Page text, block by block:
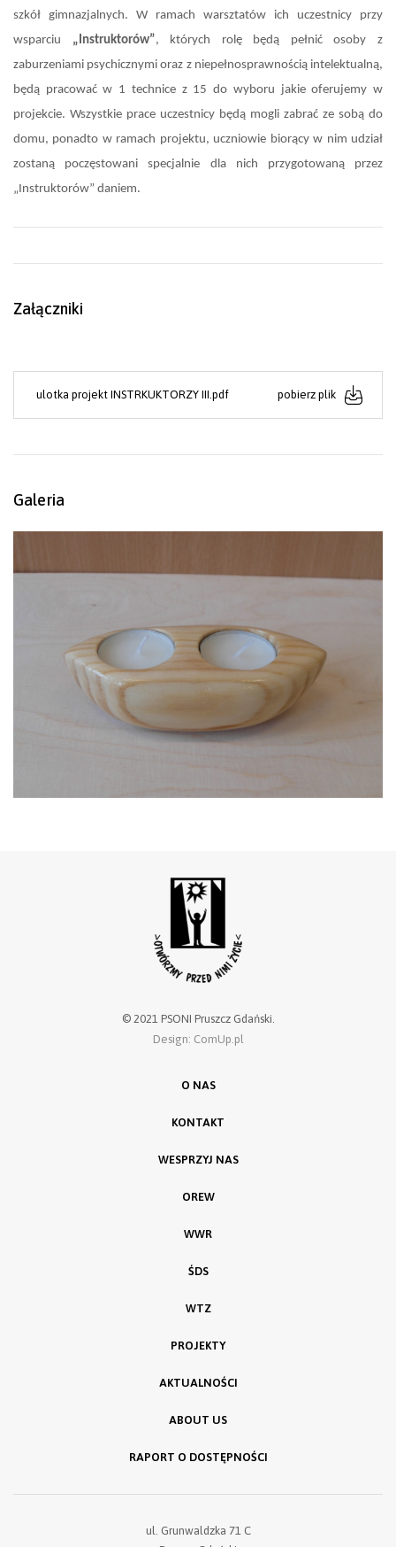
szkół gimnazjalnych. W ramach warsztatów ich uczestnicy przy
wsparciu „Instruktorów” , których rolę będą pełnić osoby z
zaburzeniami psychicznymi oraz z niepełnosprawnością intelektualną,
będą pracować w 1 technice z 15 do wyboru jakie oferujemy w
projekcie. Wszystkie prace uczestnicy będą mogli zabrać ze sobą do
domu, ponadto w ramach projektu, uczniowie biorący w nim udział
zostaną poczęstowani specjalnie dla nich przygotowaną przez
„Instruktorów” daniem.
Załączniki
ulotka projekt INSTRKUKTORZY III.pdf pobierz plik
Galeria
© 2021 PSONI Pruszcz Gdański.
Design: ComUp.pl
O NAS
KONTAKT
WESPRZYJ NAS
OREW
WWR
ŚDS
WTZ
PROJEKTY
AKTUALNOŚCI
ABOUT US
RAPORT O DOSTĘPNOŚCI
ul. Grunwaldzka 71 C